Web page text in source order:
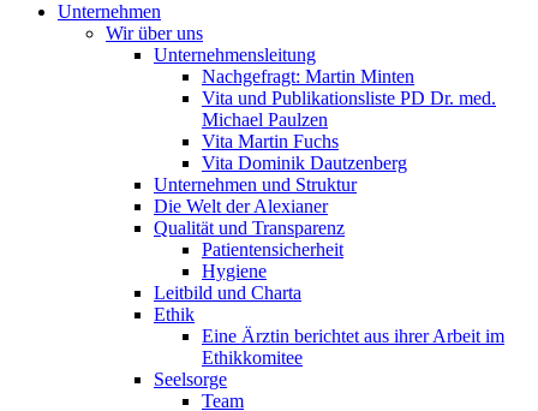
Unternehmen
Wir über uns
Unternehmensleitung
Nachgefragt: Martin Minten
Vita und Publikationsliste PD Dr. med.
Michael Paulzen
Vita Martin Fuchs
Vita Dominik Dautzenberg
Unternehmen und Struktur
Die Welt der Alexianer
Qualität und Transparenz
Patientensicherheit
Hygiene
Leitbild und Charta
Ethik
Eine Ärztin berichtet aus ihrer Arbeit im
Ethikkomitee
Seelsorge
Team